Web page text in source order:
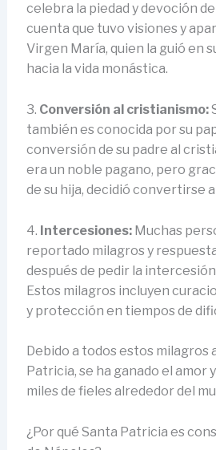
celebra la piedad y devoción
cuenta que tuvo visiones y
Virgen María, quien la guió en
hacia la vida monástica.
3. Conversión al cristianismo:
también es conocida por su
conversión de su padre al
era un noble pagano, pero
de su hija, decidió convertirse
4. Intercesiones:Muchas
reportado milagros y
después de pedir la
Estos milagros incluyen
y protección en tiempos de
Debido a todos estos milagros
Patricia, se ha ganado el amor
miles de fieles alrededor del
¿Por qué Santa Patricia es